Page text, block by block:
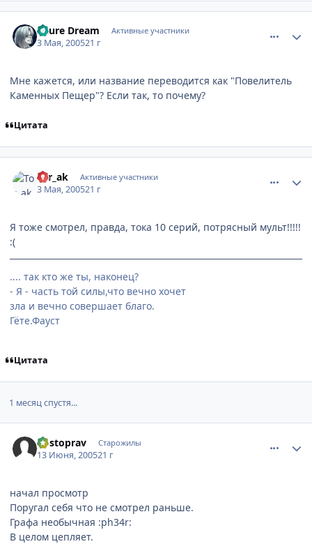
Azure Dream Активные участники
3 Мая, 200521 г
Мне кажется, или название переводится как "Повелитель
Каменных Пещер"? Если так, то почему?
Цитата
Tor_ak Активные участники
3 Мая, 200521 г
Я тоже смотрел, правда, тока 10 серий, потрясный мульт!!!!!
:(
.... так кто же ты, наконец?
- Я - часть той силы,что вечно хочет
зла и вечно совершает благо.
Гёте.Фауст
Цитата
1 месяц спустя...
kostoprav Старожилы
13 Июня, 200521 г
начал просмотр
Поругал себя что не смотрел раньше.
Графа необычная :ph34r:
В целом цепляет.